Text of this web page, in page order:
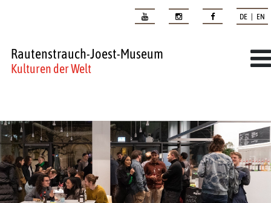
DE | EN
Rautenstrauch-Joest-Museum
Kulturen der Welt